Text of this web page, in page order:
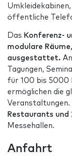
öffentliche
Das Konferenz-
modulare
ausgestattet.
Tagungen,
für 100 bis 5000
ermöglichen die
Veranstaltungen.
Restaurants und
Messehallen.
Anfahrt